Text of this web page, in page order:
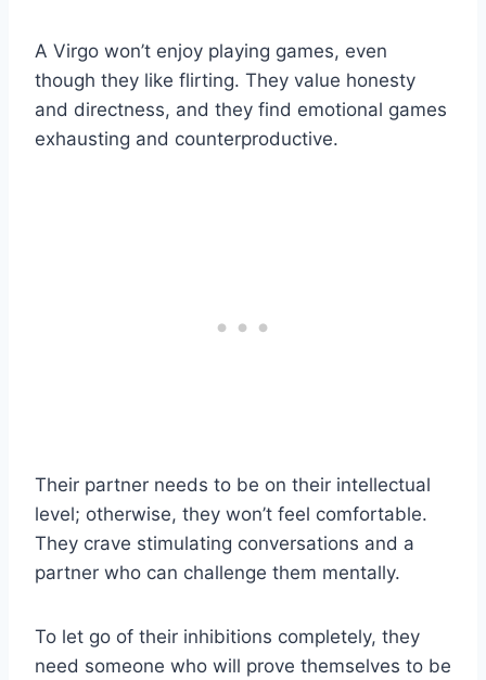
A Virgo won’t enjoy playing games, even
though they like flirting. They value honesty
and directness, and they find emotional games
exhausting and counterproductive.
Their partner needs to be on their intellectual
level; otherwise, they won’t feel comfortable.
They crave stimulating conversations and a
partner who can challenge them mentally.
To let go of their inhibitions completely, they
need someone who will prove themselves to be